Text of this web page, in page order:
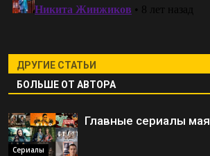
ДРУГИЕ СТАТЬИ
БОЛЬШЕ ОТ АВТОРА
Сериалы
Главные сериалы мая